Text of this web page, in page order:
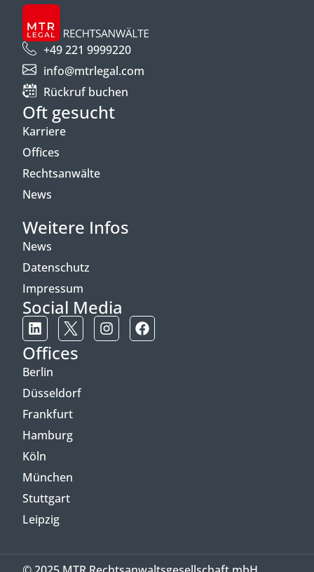
+49 221 9999220
info@mtrlegal.com
Rückruf buchen
Oft gesucht
Karriere
Offices
Rechtsanwälte
News
Weitere Infos
News
Datenschutz
Impressum
Social Media
Offices
Berlin
Düsseldorf
Frankfurt
Hamburg
Köln
München
Stuttgart
Leipzig